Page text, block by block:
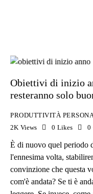
Obiettivi di inizio
resteranno solo
PRODUTTIVITÀ
2K Views 0 Likes 0
È di nuovo quel periodo
l'ennesima volta,
convinzione che questa
com'è andata? Se ti è